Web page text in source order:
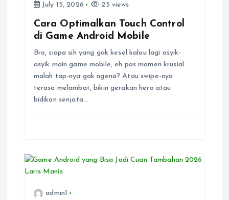
n
July 15, 2026 25 views
Cara Optimalkan Touch Control
di Game Android Mobile
Bro, siapa sih yang gak kesel kalau lagi asyik-
asyik main game mobile, eh pas momen krusial
malah tap-nya gak ngena? Atau swipe-nya
terasa melambat, bikin gerakan hero atau
bidikan senjata…
admin1